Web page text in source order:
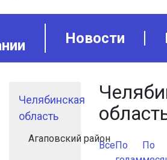
Новости
Челябинская
область
Агаповский район
ВсеПо
По